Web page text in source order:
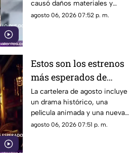
causó daños materiales y
generó un operativo de
agosto 06, 2026 07:52 p. m.
Estos son los estrenos
más esperados de
agosto
La cartelera de agosto incluye
un drama histórico, una
película animada y una nueva
entrega de terror para distintos
agosto 06, 2026 07:51 p. m.